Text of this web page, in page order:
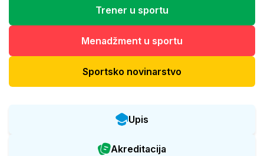
Trener u sportu
Menadžment u sportu
Sportsko novinarstvo
Upis
Akreditacija